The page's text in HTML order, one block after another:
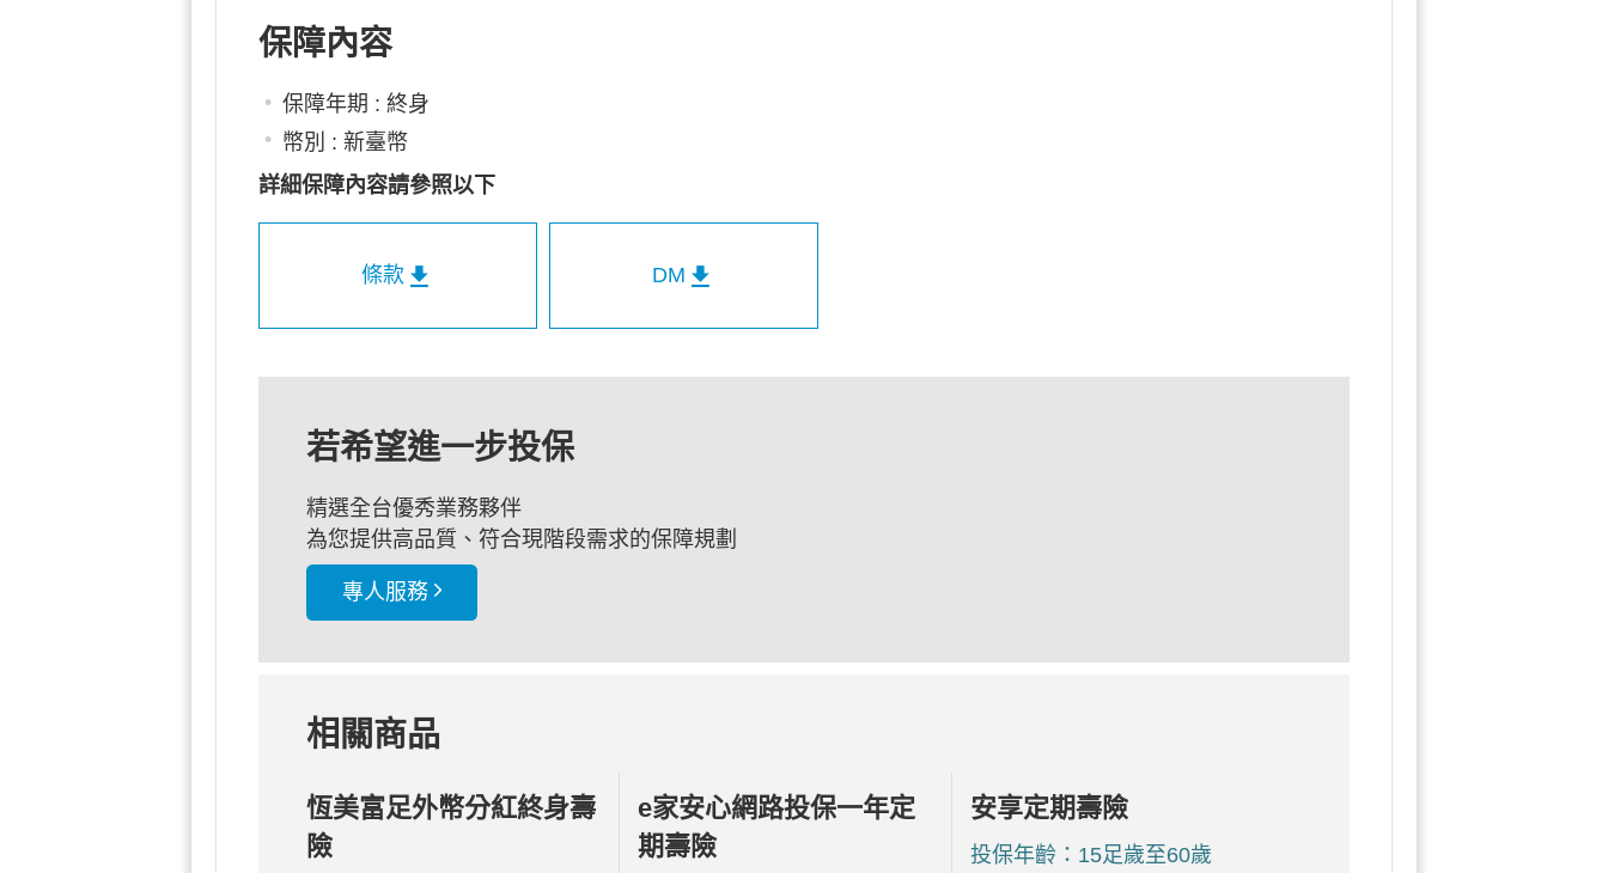
保障內容
保障年期 : 終身
幣別 : 新臺幣
詳細保障內容請參照以下
條款 DM
若希望進一步投保
精選全台優秀業務夥伴
為您提供高品質、符合現階段需求的保障規劃
專人服務
相關商品
恆美富足外幣分紅終身壽
險
e家安心網路投保一年定
期壽險
安享定期壽險
投保年齡：15足歲至60歲